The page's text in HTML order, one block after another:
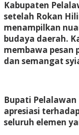
Kabupaten
setelah Rokan
menampilkan
budaya daerah.
membawa pesan
dan semangat
Bupati
apresiasi
seluruh elemen